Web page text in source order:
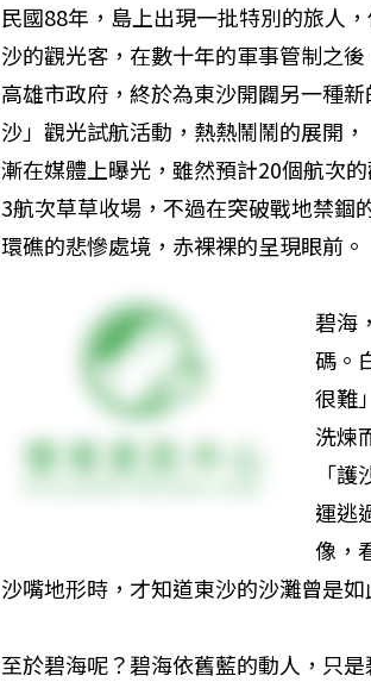
民國88年，島上出現一批特別的旅人
沙的觀光客，在數十年的軍事管制之
高雄市政府，終於為東沙開闢另一種
沙」觀光試航活動，熱熱鬧鬧的展開
漸在媒體上曝光，雖然預計20個航次
3航次草草收場，不過在突破戰地禁錮
環礁的悲慘處境，赤裸裸的呈現眼前。
碧海
碼。
很難
洗煉
「
運逃
像，
沙嘴地形時，才知道東沙的沙灘曾是如
至於碧海呢？碧海依舊藍的動人，只